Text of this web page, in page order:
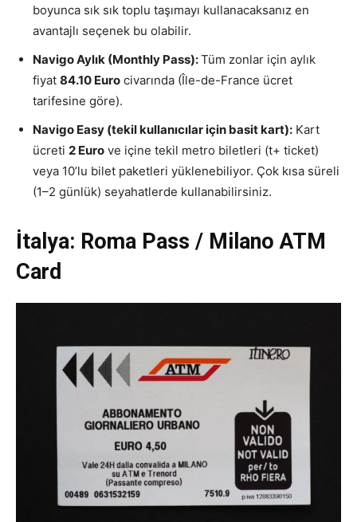
boyunca sık sık toplu taşımayı kullanacaksanız en
avantajlı seçenek bu olabilir.
Navigo Aylık (Monthly Pass):Tüm zonlar için aylık
fiyat 84.10 Euro civarında (Île-de-France ücret
tarifesine göre).
Navigo Easy (tekil kullanıcılar için basit kart): Kart
ücreti 2 Euro ve içine tekil metro biletleri (t+ ticket)
veya 10’lu bilet paketleri yüklenebiliyor. Çok kısa süreli
(1–2 günlük) seyahatlerde kullanabilirsiniz.
İtalya: Roma Pass / Milano ATM
Card